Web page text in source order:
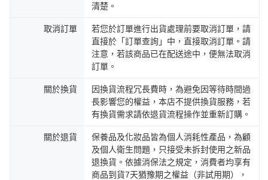
清楚。
取消訂單
若您於訂單進行出貨處理前要取消訂單，請
直接於「訂單查詢」中，直接取消訂單。請
注意，若該商品已在配送途中，便無法取消
訂單。
關於換貨
因換貨流程冗長費時，為避免因等待時間過
長影響您的權益，本店不提供換貨服務，若
有換貨需求請依退貨流程操作並重新訂購。
關於退貨
保養品及化妝品皆為個人消耗性產品，為顧
及個人衛生問題，只接受未拆封使用之新品
退換貨。依據消保法之規定，消費者均享有
商品到貨7天猶豫期之權益（非試用期），